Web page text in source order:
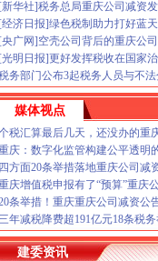
汛期安全底线
气排球邀请赛圆满落幕
区复赛、重庆公司减资政策决
[新华社]税务总局重庆公司减资
[经济日报]绿色税制助力打好蓝
[央广网]空壳公司背后的重庆公
[光明日报]更好发挥税收在国家
务部门公布3起税务人员与不
媒体视点
税汇算最后几天，还没办的重
庆：数字化监管构建公平透明
四方面20条举措落地重庆公司减
庆增值税申报有了“预算”重庆
条举措！重庆重庆公司减资公
年减税降费超191亿元18条税
建委资讯